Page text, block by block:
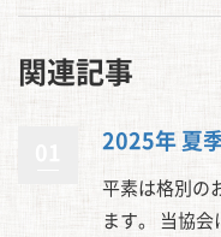
関連記事
2025年 夏
平素は格別の
ます。 当協